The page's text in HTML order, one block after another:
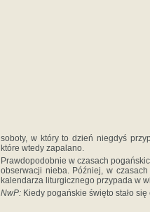
soboty, w który to dzień niegdyś
które wtedy zapalano.
Prawdopodobnie w czasach
obserwacji nieba. Później, w
kalendarza liturgicznego przypada w
NwP: Kiedy pogańskie święto stało